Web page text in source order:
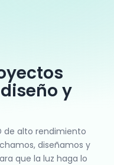
y
de alto rendimiento
diseñamos y
que la luz haga lo